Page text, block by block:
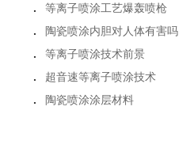
.
等离子喷涂工艺爆轰喷枪
.
陶瓷喷涂内胆对人体有害吗
.
等离子喷涂技术前景
.
超音速等离子喷涂技术
.
陶瓷喷涂涂层材料